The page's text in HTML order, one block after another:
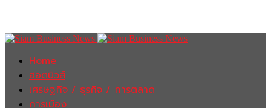
Home
ฮอตนิวส์
เศรษฐกิจ / ธุรกิจ / การตลาด
การเมือง